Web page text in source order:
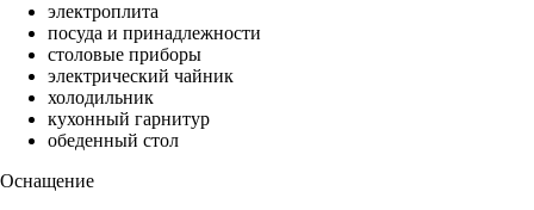
электроплита
посуда и принадлежности
столовые приборы
электрический чайник
холодильник
кухонный гарнитур
обеденный стол
Оснащение